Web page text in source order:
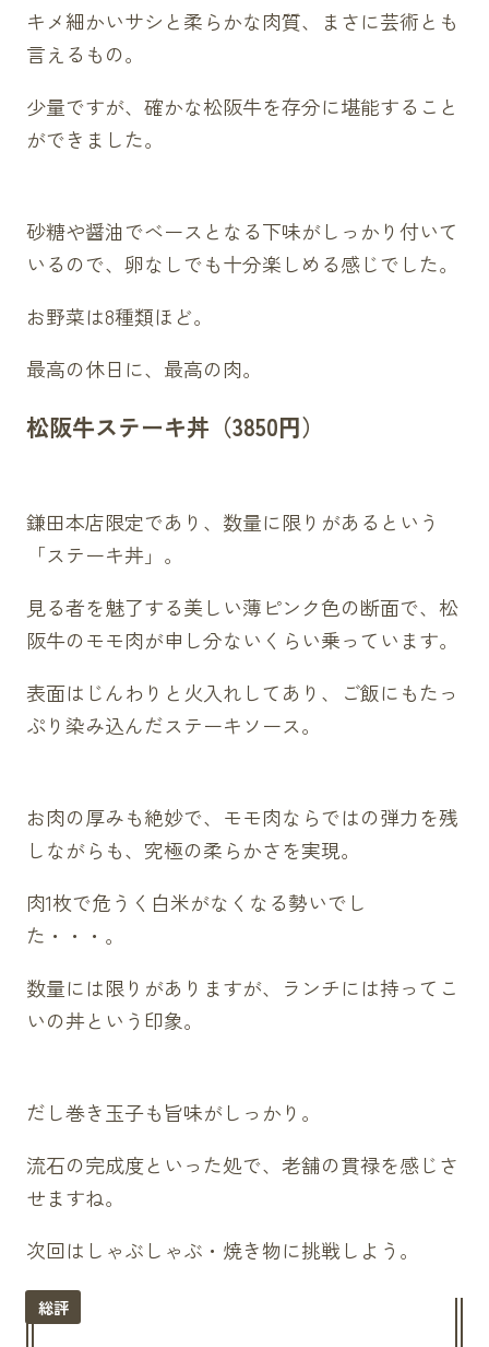
キメ細かいサシと柔らかな肉質、まさに芸術とも
言えるもの。
少量ですが、確かな松阪牛を存分に堪能すること
ができました。
砂糖や醤油でベースとなる下味がしっかり付いて
いるので、卵なしでも十分楽しめる感じでした。
お野菜は8種類ほど。
最高の休日に、最高の肉。
松阪牛ステーキ丼（3850円）
鎌田本店限定であり、数量に限りがあるという
「ステーキ丼」。
見る者を魅了する美しい薄ピンク色の断面で、松
阪牛のモモ肉が申し分ないくらい乗っています。
表面はじんわりと火入れしてあり、ご飯にもたっ
ぷり染み込んだステーキソース。
お肉の厚みも絶妙で、モモ肉ならではの弾力を残
しながらも、究極の柔らかさを実現。
肉1枚で危うく白米がなくなる勢いでし
た・・・。
数量には限りがありますが、ランチには持ってこ
いの丼という印象。
だし巻き玉子も旨味がしっかり。
流石の完成度といった処で、老舗の貫禄を感じさ
せますね。
次回はしゃぶしゃぶ・焼き物に挑戦しよう。